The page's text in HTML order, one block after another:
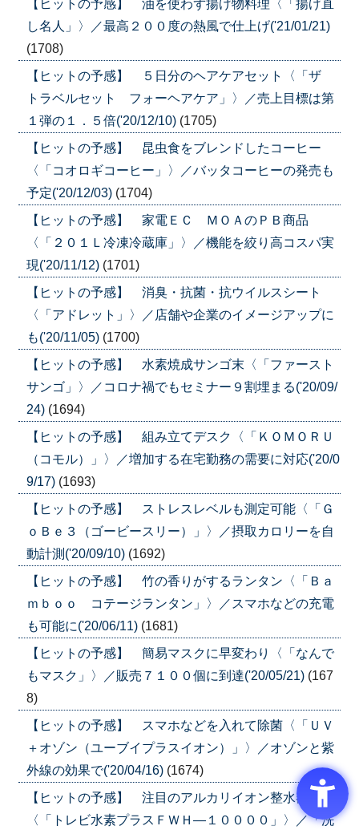
【ヒットの予感】 油を使わず揚げ物料理〈「揚げ直
し名人」〉／最高２００度の熱風で仕上げ('21/01/21)
(1708)
【ヒットの予感】 ５日分のヘアケアセット〈「ザ
トラベルセット フォーヘアケア」〉／売上目標は第
１弾の１．５倍('20/12/10) (1705)
【ヒットの予感】 昆虫食をブレンドしたコーヒー
〈「コオロギコーヒー」〉／バッタコーヒーの発売も
予定('20/12/03) (1704)
【ヒットの予感】 家電ＥＣ ＭＯＡのＰＢ商品
〈「２０１Ｌ冷凍冷蔵庫」〉／機能を絞り高コスパ実
現('20/11/12) (1701)
【ヒットの予感】 消臭・抗菌・抗ウイルスシート
〈「アドレット」〉／店舗や企業のイメージアップに
も('20/11/05) (1700)
【ヒットの予感】 水素焼成サンゴ末〈「ファースト
サンゴ」〉／コロナ禍でもセミナー９割埋まる('20/09/
24) (1694)
【ヒットの予感】 組み立てデスク〈「ＫＯＭＯＲＵ
（コモル）」〉／増加する在宅勤務の需要に対応('20/0
9/17) (1693)
【ヒットの予感】 ストレスレベルも測定可能〈「Ｇ
ｏＢｅ３（ゴービースリー）」〉／摂取カロリーを自
動計測('20/09/10) (1692)
【ヒットの予感】 竹の香りがするランタン〈「Ｂａ
ｍｂｏｏ コテージランタン」〉／スマホなどの充電
も可能に('20/06/11) (1681)
【ヒットの予感】 簡易マスクに早変わり〈「なんで
もマスク」〉／販売７１００個に到達('20/05/21) (167
8)
【ヒットの予感】 スマホなどを入れて除菌〈「ＵＶ
＋オゾン（ユーブイプラスイオン）」〉／オゾンと紫
外線の効果で('20/04/16) (1674)
【ヒットの予感】 注目のアルカリイオン整水器
〈「トレビ水素プラスＦＷＨ―１００００」〉／「洗